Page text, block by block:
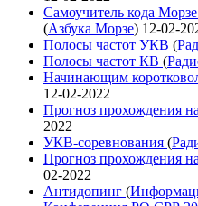
Самоучитель кода
(Азбука Морзе) 12-02-
Полосы частот УКВ (
Полосы частот КВ (
Начинающим
12-02-2022
Прогноз прохождения
2022
УКВ-соревнования (
Прогноз прохождения
02-2022
Антидопинг (